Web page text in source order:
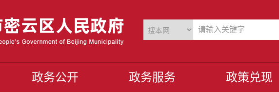
政务公开 政务服务 政策兑现